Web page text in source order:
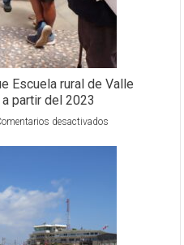
Escuela rural de Valle
partir del 2023
desactivados
de
Valle